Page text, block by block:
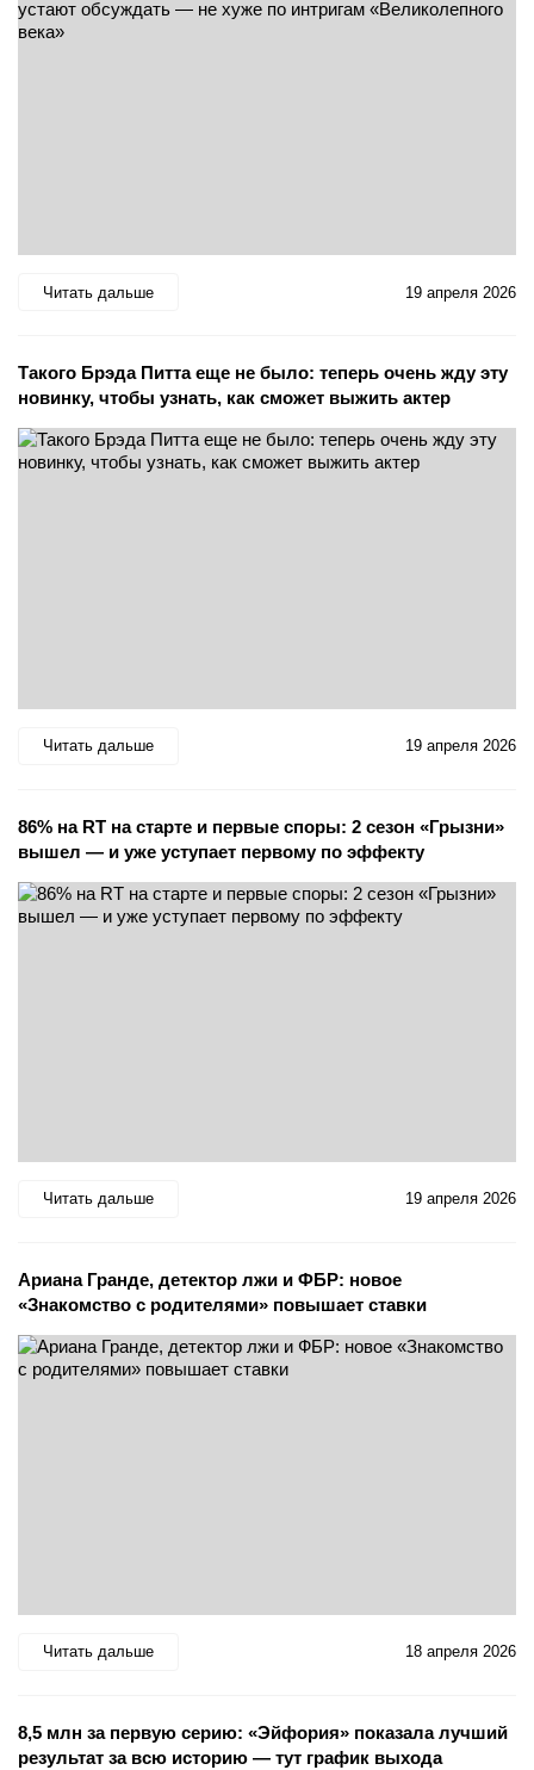
Читать дальше 19 апреля 2026
Такого Брэда Питта еще не было: теперь очень жду эту
новинку, чтобы узнать, как сможет выжить актер
Читать дальше 19 апреля 2026
86% на RT на старте и первые споры: 2 сезон «Грызни»
вышел — и уже уступает первому по эффекту
Читать дальше 19 апреля 2026
Ариана Гранде, детектор лжи и ФБР: новое
«Знакомство с родителями» повышает ставки
Читать дальше 18 апреля 2026
8,5 млн за первую серию: «Эйфория» показала лучший
результат за всю историю — тут график выхода